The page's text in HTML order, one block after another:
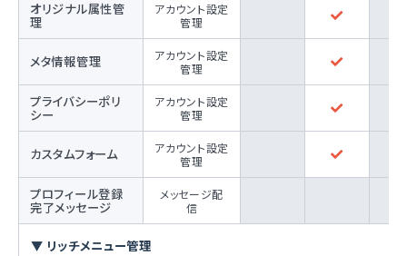
オリジナル属性管
理
アカウント設定
管理
メタ情報管理
アカウント設定
管理
プライバシーポリ
シー
アカウント設定
管理
カスタムフォーム
アカウント設定
管理
プロフィール登録
完了メッセージ
メッセージ配
信
▼ リッチメニュー管理